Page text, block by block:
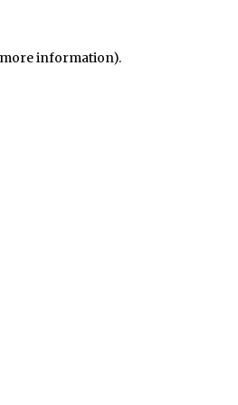
more information).